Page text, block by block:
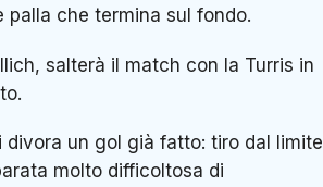
palla che termina sul fondo.
salterà il match con la Turris in
divora un gol già fatto: tiro dal limite
molto difficoltosa di